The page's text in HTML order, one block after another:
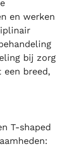
en werken
bij zorg
breed,
T-shaped